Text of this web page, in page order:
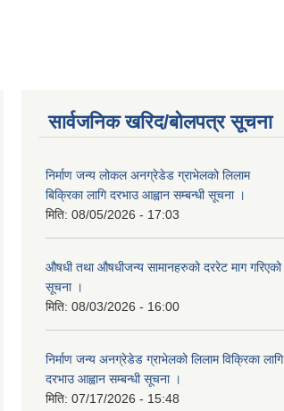
सार्वजनिक खरिद/बोलपत्र सूचना
निर्माण जन्य लोकल अनग्रेडेड ग्राभेलको लिलाम
बिक्रिका लागि दरभाउ आह्वान सम्बन्धी सूचना ।
मिति: 08/05/2026 - 17:03
औषधी तथा औषधीजन्य सामानहरुको दररेट माग गरिएको
सूचना ।
मिति: 08/03/2026 - 16:00
निर्माण जन्य अनग्रेडेड ग्राभेलको लिलाम विक्रिका लागि
दरभाउ आह्वान सम्बन्धी सूचना ।
मिति: 07/17/2026 - 15:48